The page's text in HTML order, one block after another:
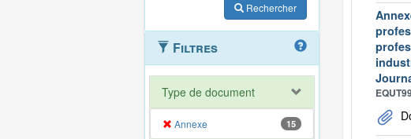
Rechercher
Filtres
Type de document
Annexe 15